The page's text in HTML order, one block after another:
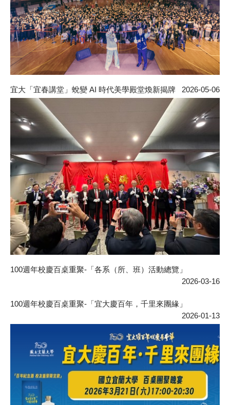
宜大「宜春講堂」蛻變 AI 時代美學殿堂煥新揭牌 2026-05-06
100週年校慶百桌重聚-「各系（所、班）活動總覽」
2026-03-16
100週年校慶百桌重聚-「宜大慶百年，千里來團緣」
2026-01-13